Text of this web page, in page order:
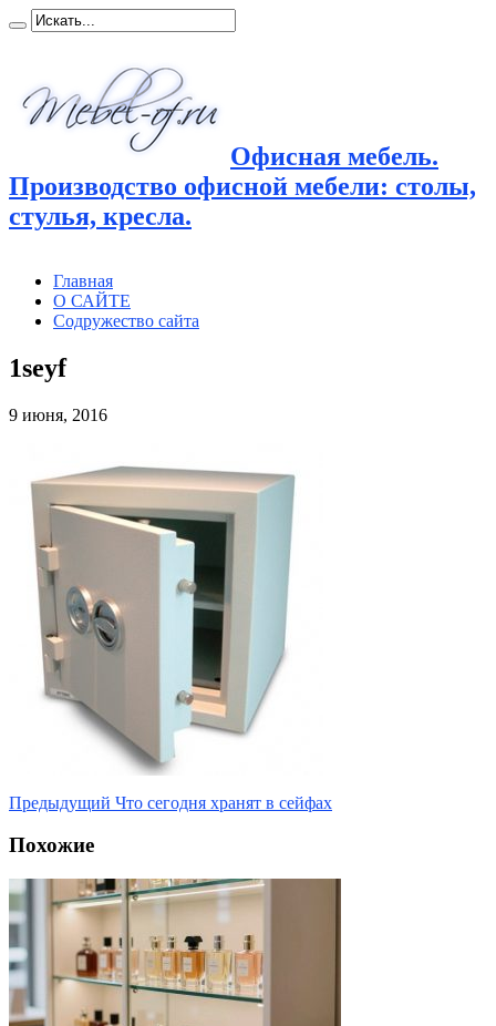
Офисная мебель.
Производство офисной мебели: столы,
стулья, кресла.
Главная
О САЙТЕ
Содружество сайта
1seyf
9 июня, 2016
Предыдущий Что сегодня хранят в сейфах
Похожие